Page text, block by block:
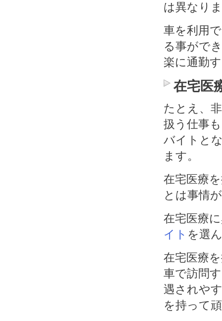
は異なり
車を利用
る事がで
楽に通勤
在宅医
たとえ、
扱う仕事
バイトと
ます。
在宅医療
とは事情
在宅医療
イト を選
在宅医療
車で訪問
遇されや
を持って